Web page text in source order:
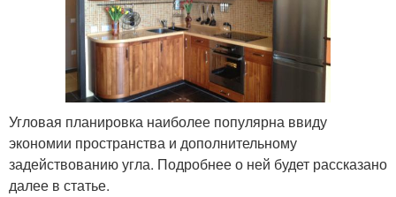
Угловая планировка наиболее популярна ввиду
экономии пространства и дополнительному
задействованию угла. Подробнее о ней будет рассказано
далее в статье.